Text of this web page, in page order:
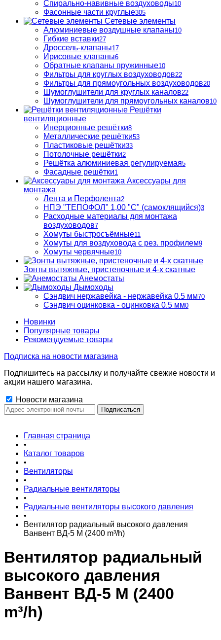
Спирально-навивные воздуховоды10
Фасонные части круглые305
Сетевые элементы
Алюминиевые воздушные клапаны10
Гибкие вставки27
Дроссель-клапаны17
Ирисовые клапаны6
Обратные клапаны пружинные10
Фильтры для круглых воздуховодов22
Фильтры для прямоугольных воздуховодов20
Шумоглушители для круглых каналов22
Шумоглушители для прямоугольных каналов10
Решётки
вентиляционные
Инерционные решётки8
Металлические решётки53
Пластиковые решётки33
Потолочные решётки2
Решётка алюминиевая регулируемая5
Фасадные решётки1
Аксессуары для
монтажа
Лента и Перфолента2
НПЭ "ТЕПОФОЛ" 1,00 "С" (самоклящийся)3
Расходные материалы для монтажа
воздуховодов7
Хомуты быстросъёмные11
Хомуты для воздуховода с рез. профилем9
Хомуты червячные10
Зонты вытяжные, пристеночные и 4-х скатные
Анемостаты
Дымоходы
Сэндвич нержавейка - нержавейка 0.5 мм70
Сэндвич оцинковка - оцинковка 0.5 мм0
Новинки
Популярные товары
Рекомендуемые товары
Подписка на новости магазина
Подпишитесь на рассылку и получайте свежие новости и
акции нашего магазина.
Новости магазина
Главная страница
•
Каталог товаров
•
Вентиляторы
•
Радиальные вентиляторы
•
Радиальные вентиляторы высокого давления
•
Вентилятор радиальный высокого давления
Ванвент ВД-5 М (2400 m³/h)
Вентилятор радиальный
высокого давления
Ванвент ВД-5 М (2400
m³/h)